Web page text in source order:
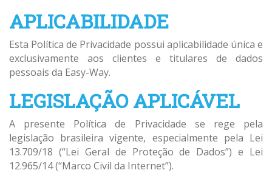
APLICABILIDADE
Esta Política de Privacidade possui aplicabilidade única e
exclusivamente aos clientes e titulares de dados
pessoais da Easy-Way.
LEGISLAÇÃO APLICÁVEL
A presente Política de Privacidade se rege pela
legislação brasileira vigente, especialmente pela Lei
13.709/18 (“Lei Geral de Proteção de Dados”) e Lei
12.965/14 (“Marco Civil da Internet”).